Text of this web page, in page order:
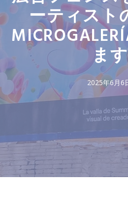
ーティスト
ます
2025年6月6